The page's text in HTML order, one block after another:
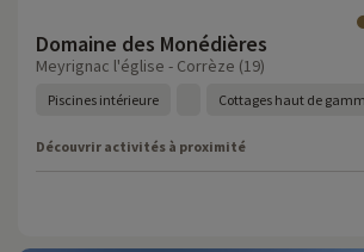
Domaine des Monédières
Meyrignac l'église - Corrèze (19)
Piscines intérieure Cottages haut de
Découvrir activités à proximité